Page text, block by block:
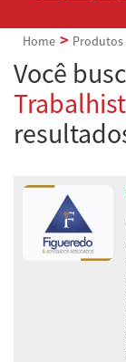
Home
Produtos
Você